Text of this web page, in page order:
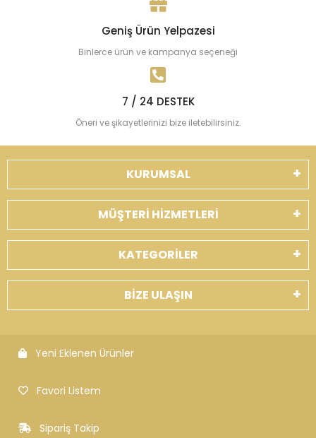
Geniş Ürün Yelpazesi
Binlerce ürün ve kampanya seçeneği
7 / 24 DESTEK
Öneri ve şikayetlerinizi bize iletebilirsiniz.
KURUMSAL
MÜŞTERİ HİZMETLERİ
KATEGORİLER
BİZE ULAŞIN
Yeni Eklenen Ürünler
Favori Listem
Sipariş Takip